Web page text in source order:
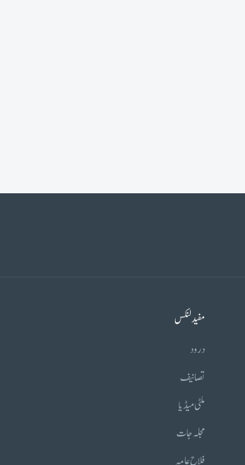
مفید لنکس
درود
تصانیف
ملٹی میڈیا
مجلہ جات
فلاح عامہ